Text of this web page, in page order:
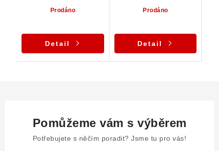
Prodáno
Detail
Prodáno
Detail
Pomůžeme vám s výběrem
Potřebujete s něčím poradit? Jsme tu pro vás!